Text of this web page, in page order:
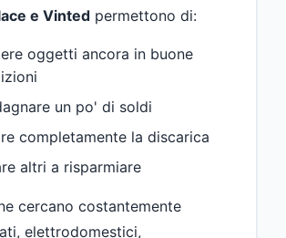
e Vinted permettono di:
oggetti ancora in buone
un po' di soldi
completamente la discarica
altri a risparmiare
cercano costantemente
elettrodomestici,